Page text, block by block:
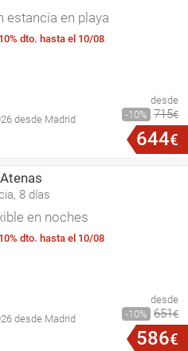
estancia en playa
dto. hasta el 10/08
desde Madrid
desde
10
715€
644€
8 días
en noches
dto. hasta el 10/08
desde Madrid
desde
10
651€
586€